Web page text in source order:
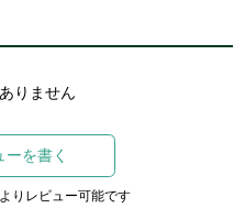
りません
を書く
りレビュー可能です